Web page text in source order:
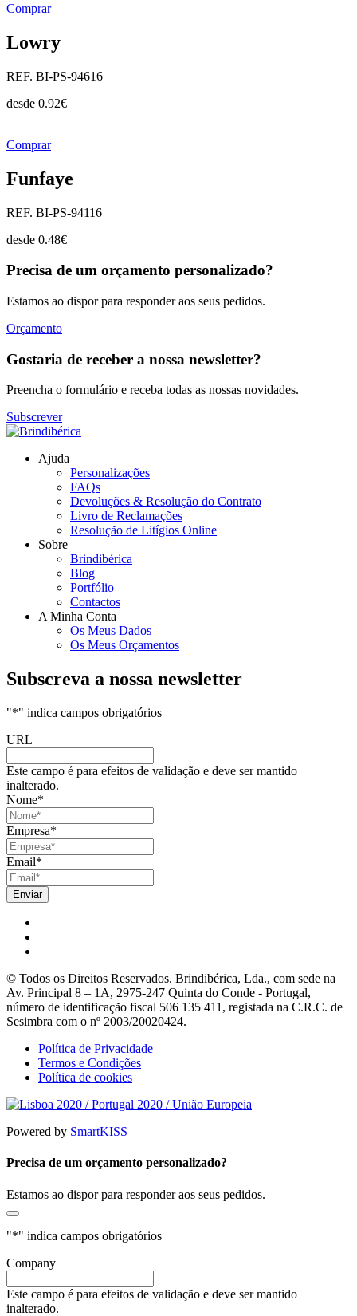
Comprar
Lowry
REF. BI-PS-94616
desde 0.92€
Comprar
Funfaye
REF. BI-PS-94116
desde 0.48€
Precisa de um orçamento personalizado?
Estamos ao dispor para responder aos seus pedidos.
Orçamento
Gostaria de receber a nossa newsletter?
Preencha o formulário e receba todas as nossas novidades.
Subscrever
Ajuda
Personalizações
FAQs
Devoluções & Resolução do Contrato
Livro de Reclamações
Resolução de Litígios Online
Sobre
Brindibérica
Blog
Portfólio
Contactos
A Minha Conta
Os Meus Dados
Os Meus Orçamentos
Subscreva a nossa newsletter
"*" indica campos obrigatórios
URL
Este campo é para efeitos de validação e deve ser mantido
inalterado.
Nome*
Empresa*
Email*
© Todos os Direitos Reservados. Brindibérica, Lda., com sede na
Av. Principal 8 – 1A, 2975-247 Quinta do Conde - Portugal,
número de identificação fiscal 506 135 411, registada na C.R.C. de
Sesimbra com o nº 2003/20020424.
Política de Privacidade
Termos e Condições
Política de cookies
Powered by SmartKISS
Precisa de um orçamento personalizado?
Estamos ao dispor para responder aos seus pedidos.
"*" indica campos obrigatórios
Company
Este campo é para efeitos de validação e deve ser mantido
inalterado.